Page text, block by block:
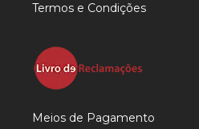
Termos e Condições
Meios de Pagamento